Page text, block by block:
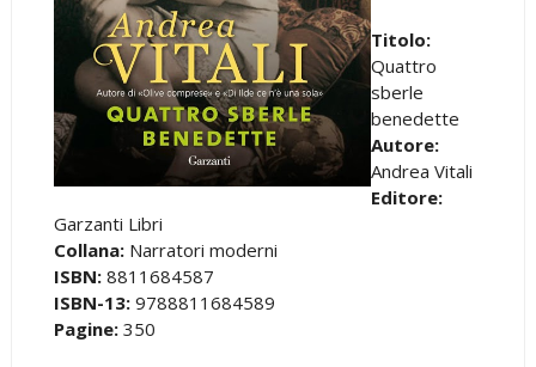
Titolo:
Quattro
sberle
benedette
Autore:
Andrea Vitali
Editore:
Garzanti Libri
Collana:Narratori moderni
ISBN:8811684587
ISBN-13:9788811684589
Pagine: 350